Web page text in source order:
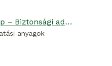
Genezis Speciális Gyep – Biztonsági adatlap
anyagok